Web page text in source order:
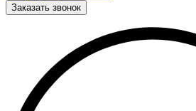
Заказать звонок